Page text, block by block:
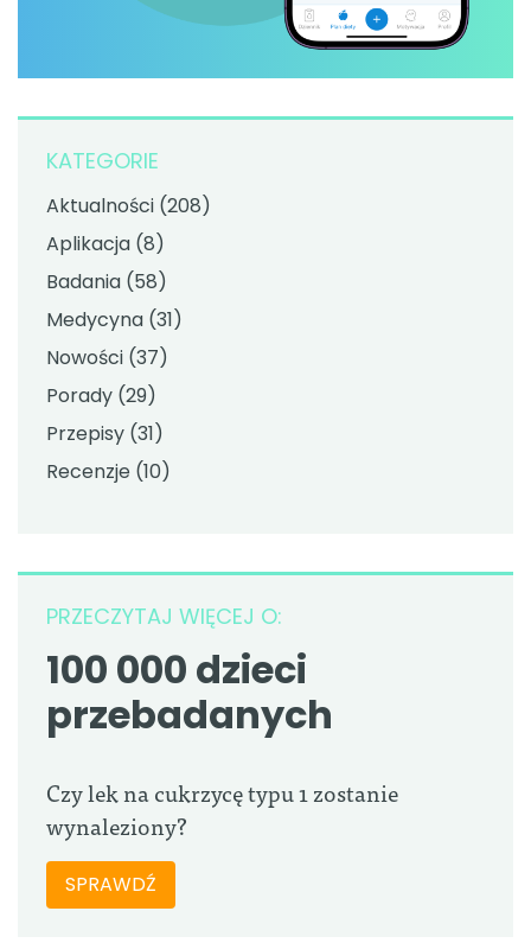
KATEGORIE
Aktualności (208)
Aplikacja (8)
Badania (58)
Medycyna (31)
Nowości (37)
Porady (29)
Przepisy (31)
Recenzje (10)
PRZECZYTAJ WIĘCEJ O:
100 000 dzieci
przebadanych
Czy lek na cukrzycę typu 1 zostanie
wynaleziony?
SPRAWDŹ